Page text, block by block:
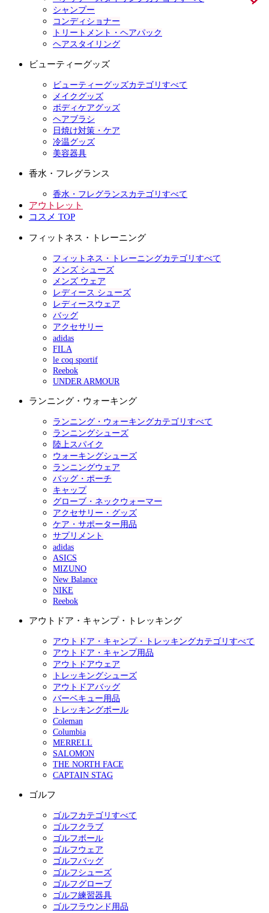
シャンプー
コンディショナー
トリートメント・ヘアパック
ヘアスタイリング
ビューティーグッズ
ビューティーグッズカテゴリすべて
メイクグッズ
ボディケアグッズ
ヘアブラシ
日焼け対策・ケア
冷温グッズ
美容器具
香水・フレグランス
香水・フレグランスカテゴリすべて
アウトレット
コスメ TOP
フィットネス・トレーニング
フィットネス・トレーニングカテゴリすべて
メンズ シューズ
メンズ ウェア
レディース シューズ
レディースウェア
バッグ
アクセサリー
adidas
FILA
le coq sportif
Reebok
UNDER ARMOUR
ランニング・ウォーキング
ランニング・ウォーキングカテゴリすべて
ランニングシューズ
陸上スパイク
ウォーキングシューズ
ランニングウェア
バッグ・ポーチ
キャップ
グローブ・ネックウォーマー
アクセサリー・グッズ
ケア・サポーター用品
サプリメント
adidas
ASICS
MIZUNO
New Balance
NIKE
Reebok
アウトドア・キャンプ・トレッキング
アウトドア・キャンプ・トレッキングカテゴリすべて
アウトドア・キャンプ用品
アウトドアウェア
トレッキングシューズ
アウトドアバッグ
バーベキュー用品
トレッキングポール
Coleman
Columbia
MERRELL
SALOMON
THE NORTH FACE
CAPTAIN STAG
ゴルフ
ゴルフカテゴリすべて
ゴルフクラブ
ゴルフボール
ゴルフウェア
ゴルフバッグ
ゴルフシューズ
ゴルフグローブ
ゴルフ練習器具
ゴルフラウンド用品